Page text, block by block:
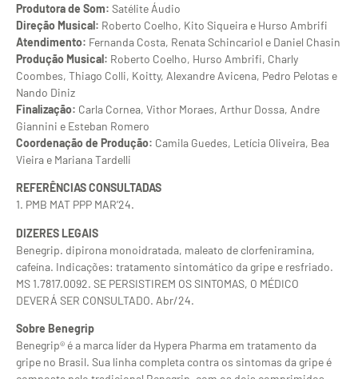
Produtora de Som: Satélite Áudio
Direção Musical: Roberto Coelho, Kito Siqueira e Hurso Ambrifi
Atendimento: Fernanda Costa, Renata Schincariol e Daniel Chasin
Produção Musical: Roberto Coelho, Hurso Ambrifi, Charly
Coombes, Thiago Colli, Koitty, Alexandre Avicena, Pedro Pelotas e
Nando Diniz
Finalização: Carla Cornea, Vithor Moraes, Arthur Dossa, Andre
Giannini e Esteban Romero
Coordenação de Produção: Camila Guedes, Letícia Oliveira, Bea
Vieira e Mariana Tardelli
REFERÊNCIAS CONSULTADAS
1. PMB MAT PPP MAR’24.
DIZERES LEGAIS
Benegrip. dipirona monoidratada, maleato de clorfeniramina,
cafeína. Indicações: tratamento sintomático da gripe e resfriado.
MS 1.7817.0092. SE PERSISTIREM OS SINTOMAS, O MÉDICO
DEVERÁ SER CONSULTADO. Abr/24.
Sobre Benegrip
Benegrip® é a marca líder da Hypera Pharma em tratamento da
gripe no Brasil. Sua linha completa contra os sintomas da gripe é